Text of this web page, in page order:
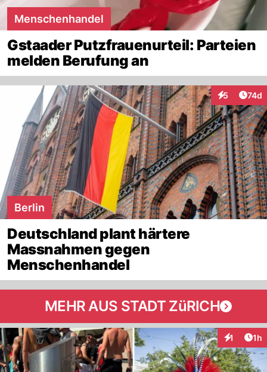
Menschenhandel
Gstaader Putzfrauenurteil: Parteien
melden Berufung an
5
Interaktionen
74d
Berlin
Deutschland plant härtere
Massnahmen gegen
Menschenhandel
MEHR AUS STADT ZüRICH
1 1h